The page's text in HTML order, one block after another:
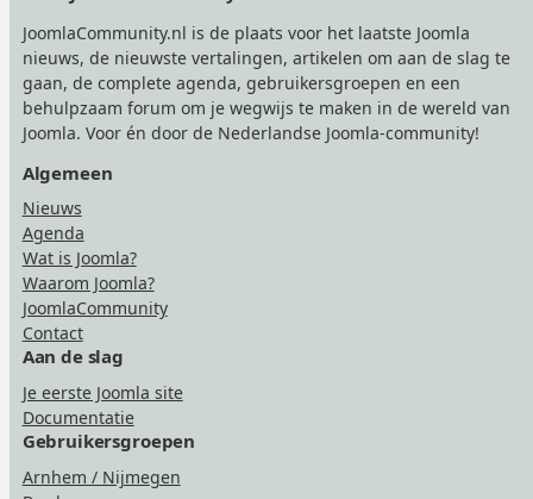
JoomlaCommunity.nl is de plaats voor het laatste Joomla
nieuws, de nieuwste vertalingen, artikelen om aan de slag te
gaan, de complete agenda, gebruikersgroepen en een
behulpzaam forum om je wegwijs te maken in de wereld van
Joomla. Voor én door de Nederlandse Joomla-community!
Algemeen
Nieuws
Agenda
Wat is Joomla?
Waarom Joomla?
JoomlaCommunity
Contact
Aan de slag
Je eerste Joomla site
Documentatie
Gebruikersgroepen
Arnhem / Nijmegen